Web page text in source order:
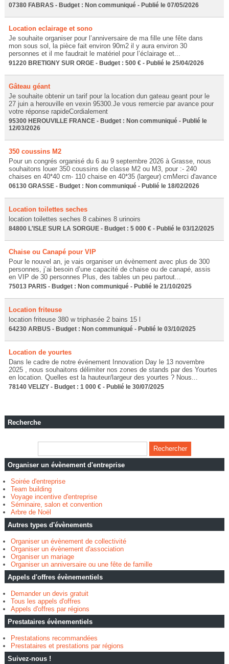
07380 FABRAS - Budget : Non communiqué - Publié le 07/05/2026
Location eclairage et sono
Je souhaite organiser pour l’anniversaire de ma fille une fête dans
mon sous sol, la pièce fait environ 90m2 il y aura environ 30
personnes et il me faudrait le matériel pour l’éclairage et...
91220 BRETIGNY SUR ORGE - Budget : 500 € - Publié le 25/04/2026
Gâteau géant
Je souhaite obtenir un tarif pour la location dun gateau geant pour le
27 juin a herouville en vexin 95300.Je vous remercie par avance pour
votre réponse rapideCordialement
95300 HEROUVILLE FRANCE - Budget : Non communiqué - Publié le
12/03/2026
350 coussins M2
Pour un congrés organisé du 6 au 9 septembre 2026 à Grasse, nous
souhaitons louer 350 coussins de classe M2 ou M3, pour :- 240
chaises en 40*40 cm- 110 chaise en 40*35 (largeur) cmMerci d'avance
06130 GRASSE - Budget : Non communiqué - Publié le 18/02/2026
Location toilettes seches
location toilettes seches 8 cabines 8 urinoirs
84800 L'ISLE SUR LA SORGUE - Budget : 5 000 € - Publié le 03/12/2025
Chaise ou Canapé pour VIP
Pour le nouvel an, je vais organiser un évènement avec plus de 300
personnes, j’ai besoin d’une capacité de chaise ou de canapé, assis
en VIP de 30 personnes Plus, des tables un peu partout...
75013 PARIS - Budget : Non communiqué - Publié le 21/10/2025
Location friteuse
location friteuse 380 w triphasée 2 bains 15 l
64230 ARBUS - Budget : Non communiqué - Publié le 03/10/2025
Location de yourtes
Dans le cadre de notre événement Innovation Day le 13 novembre
2025 , nous souhaitons délimiter nos zones de stands par des Yourtes
en location. Quelles est la hauteur/largeur des yourtes ? Nous...
78140 VELIZY - Budget : 1 000 € - Publié le 30/07/2025
Recherche
Organiser un évènement d'entreprise
Soirée d'entreprise
Team building
Voyage incentive d'entreprise
Séminaire, salon et convention
Arbre de Noël
Autres types d'évènements
Organiser un évènement de collectivité
Organiser un évènement d'association
Organiser un mariage
Organiser un anniversaire ou une fête de famille
Appels d'offres évènementiels
Demander un devis gratuit
Tous les appels d'offres
Appels d'offres par régions
Prestataires évènementiels
Prestatations recommandées
Prestataires et prestations par régions
Suivez-nous !